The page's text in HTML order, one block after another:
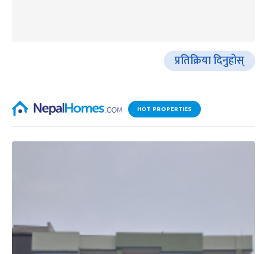
प्रतिक्रिया दिनुहोस्
HOT PROPERTIES